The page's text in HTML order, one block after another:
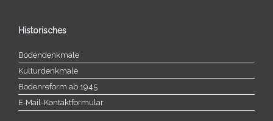
Historisches
Bodendenkmale
Kulturdenkmale
Bodenreform ab 1945
E‑Mail-​​Kontaktformular